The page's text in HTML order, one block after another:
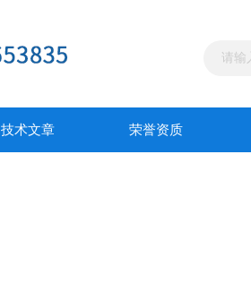
技术文章 荣誉资质